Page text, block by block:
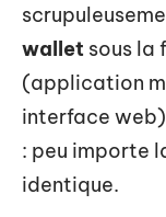
wallet sous la
(application
interface
: peu importe
identique.